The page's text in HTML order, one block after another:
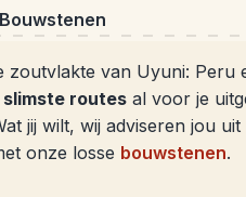
Bouwstenen
van Uyuni: Peru
slimste routes al voor je
jij wilt, wij adviseren jou uit
onze losse bouwstenen.